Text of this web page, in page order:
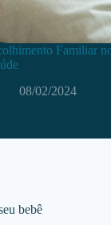
Familiar
08/02/2024
bebê